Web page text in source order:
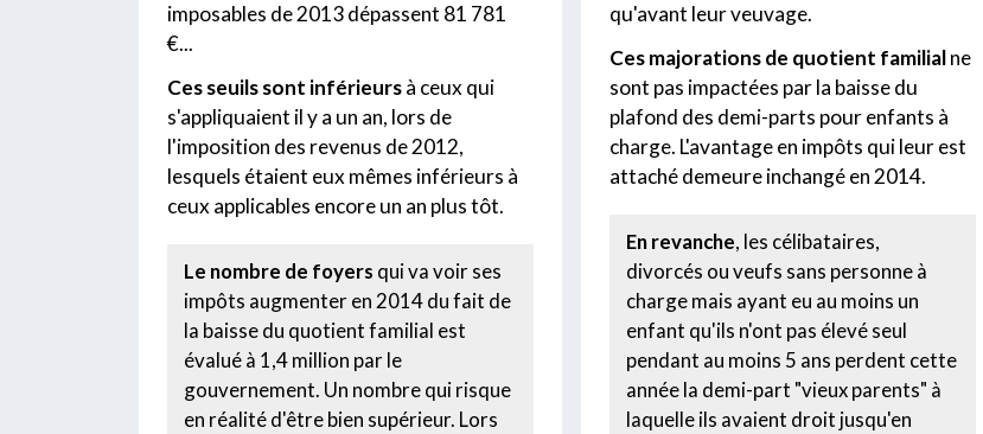
imposables de 2013 dépassent 81 781
€...
Ces seuils sont inférieursà ceux qui
s'appliquaient il y a un an, lors de
l'imposition des revenus de 2012,
lesquels étaient eux mêmes inférieurs à
ceux applicables encore un an plus tôt.
Le nombre de foyers qui va voir ses
impôts augmenter en 2014 du fait de
la baisse du quotient familial est
évalué à 1,4 million par le
gouvernement. Un nombre qui risque
en réalité d'être bien supérieur. Lors
qu'avant leur veuvage.
Ces majorations de quotient familialne
sont pas impactées par la baisse du
plafond des demi-parts pour enfants à
charge. L'avantage en impôts qui leur est
attaché demeure inchangé en 2014.
En revanche, les célibataires,
divorcés ou veufs sans personne à
charge mais ayant eu au moins un
enfant qu'ils n'ont pas élevé seul
pendant au moins 5 ans perdent cette
année la demi-part "vieux parents" à
laquelle ils avaient droit jusqu'en